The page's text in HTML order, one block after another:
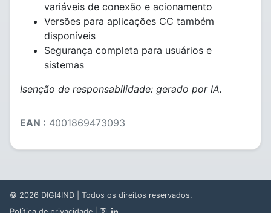
variáveis de conexão e acionamento
Versões para aplicações CC também
disponíveis
Segurança completa para usuários e
sistemas
Isenção de responsabilidade: gerado por IA.
EAN : 4001869473093
© 2026 DIGI4IND | Todos os direitos reservados.